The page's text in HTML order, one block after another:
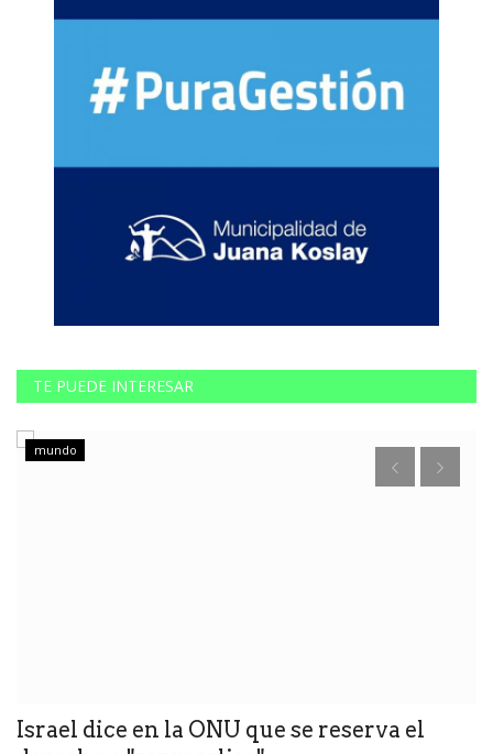
TE PUEDE INTERESAR
mundo
Israel dice en la ONU que se reserva el